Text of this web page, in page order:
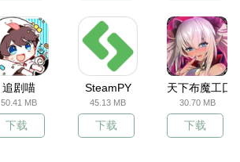
追剧喵
50.41 MB
下载
SteamPY
45.13 MB
下载
天下布魔工囗
30.70 MB
下载